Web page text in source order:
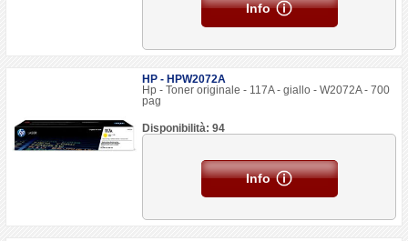
Info
HP - HPW2072A
Hp - Toner originale - 117A - giallo - W2072A - 700
pag
Disponibilità: 94
Info